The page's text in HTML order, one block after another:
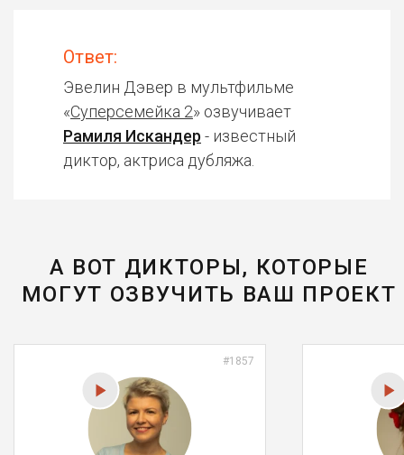
Ответ:
Эвелин Дэвер в мультфильме
«Суперсемейка 2» озвучивает
Рамиля Искандер - известный
диктор, актриса дубляжа.
А ВОТ ДИКТОРЫ, КОТОРЫЕ
МОГУТ ОЗВУЧИТЬ ВАШ ПРОЕКТ
#1857